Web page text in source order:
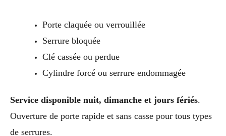
Porte claquée ou verrouillée
Serrure bloquée
Clé cassée ou perdue
Cylindre forcé ou serrure endommagée
Service disponible nuit, dimanche et jours fériés.
Ouverture de porte rapide et sans casse pour tous types
de serrures.